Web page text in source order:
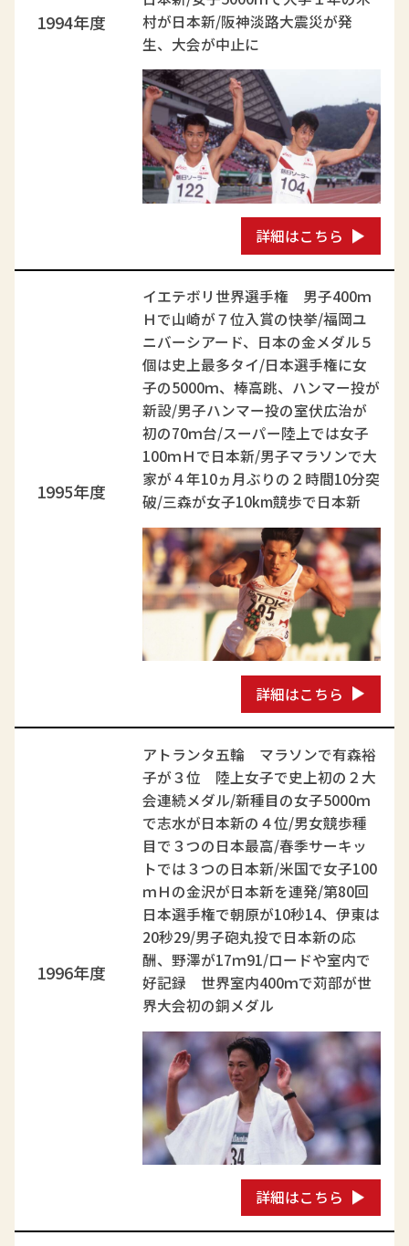
1994年度
村が日本新/阪神淡路大震災が発
生、大会が中止に
詳細はこちら
1995年度
イエテボリ世界選手権 男子400ｍ
Ｈで山崎が７位入賞の快挙/福岡ユ
ニバーシアード、日本の金メダル５
個は史上最多タイ/日本選手権に女
子の5000ｍ、棒高跳、ハンマー投が
新設/男子ハンマー投の室伏広治が
初の70ｍ台/スーパー陸上では女子
100ｍＨで日本新/男子マラソンで大
家が４年10ヵ月ぶりの２時間10分突
破/三森が女子10km競歩で日本新
詳細はこちら
1996年度
アトランタ五輪 マラソンで有森裕
子が３位 陸上女子で史上初の２大
会連続メダル/新種目の女子5000ｍ
で志水が日本新の４位/男女競歩種
目で３つの日本最高/春季サーキッ
トでは３つの日本新/米国で女子100
ｍＨの金沢が日本新を連発/第80回
日本選手権で朝原が10秒14、伊東は
20秒29/男子砲丸投で日本新の応
酬、野澤が17ｍ91/ロードや室内で
好記録 世界室内400ｍで苅部が世
界大会初の銅メダル
詳細はこちら